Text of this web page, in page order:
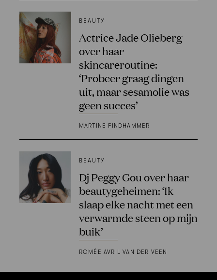
BEAUTY
Actrice Jade Olieberg
over haar
skincareroutine:
‘Probeer graag dingen
uit, maar sesamolie was
geen succes’
MARTINE FINDHAMMER
BEAUTY
Dj Peggy Gou over haar
beautygeheimen: ‘Ik
slaap elke nacht met een
verwarmde steen op mijn
buik’
ROMÉE AVRIL VAN DER VEEN